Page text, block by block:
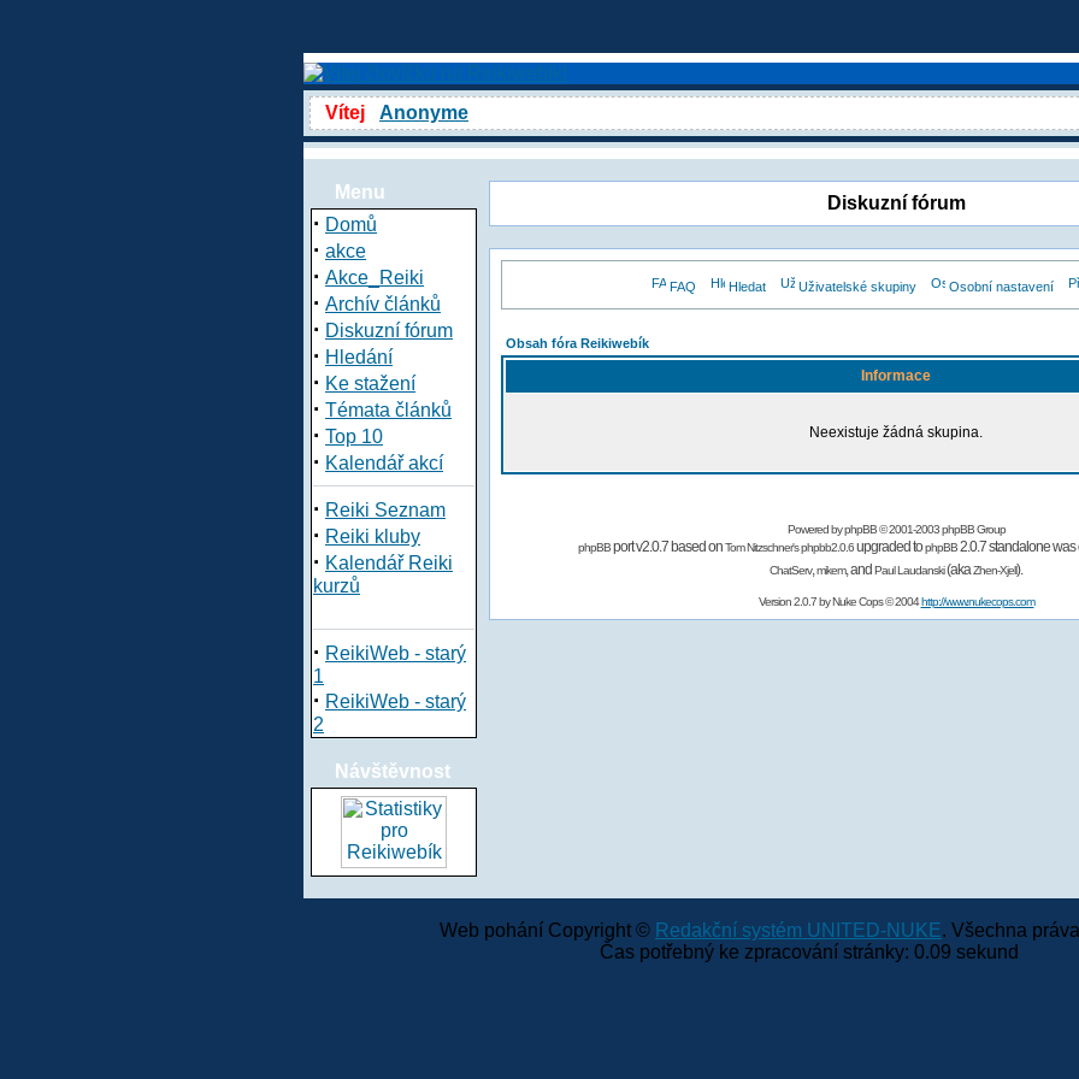
Vítej Anonyme
Menu
· Domů
· akce
· Akce_Reiki
· Archív článků
· Diskuzní fórum
· Hledání
· Ke stažení
· Témata článků
· Top 10
· Kalendář akcí
· Reiki Seznam
· Reiki kluby
· Kalendář Reiki
kurzů
· ReikiWeb - starý
1
· ReikiWeb - starý
2
Návštěvnost
Diskuzní fórum
FAQ Hledat Uživatelské skupiny Osobní nastavení
Obsah fóra Reikiwebík
Informace
Neexistuje žádná skupina.
Powered byphpBB© 2001-2003 phpBB Group
phpBBport v2.0.7 based onTom Nitzschner'sphpbb2.0.6upgraded tophpBB2.0.7 standalone
ChatServ,mikem,and Paul Laudanski(akaZhen-Xjell).
Version 2.0.7 byNuke Cops© 2004http://www.nukecops.com
Web pohání Copyright © Redakční systém UNITED-NUKE. Všechna
Čas potřebný ke zpracování stránky: 0.09 sekund